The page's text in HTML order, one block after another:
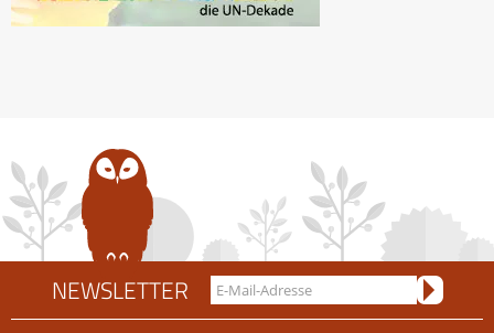
NEWSLETTER